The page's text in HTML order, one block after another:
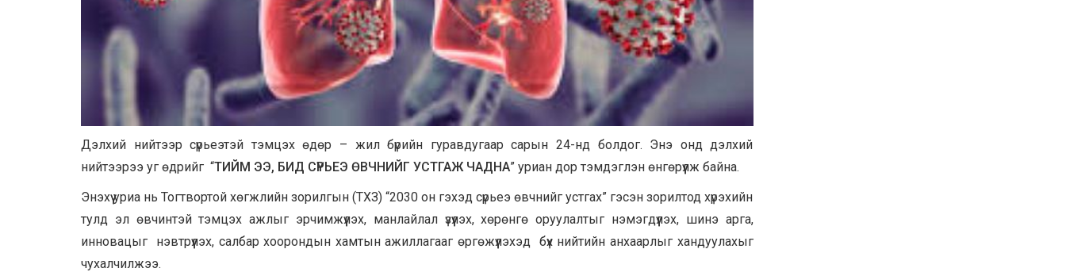
Дэлхий нийтээр сүрьеэтэй тэмцэх өдөр – жил бүрийн гуравдугаар сарын 24-нд болдог. Энэ онд дэлхий
нийтээрээ уг өдрийг “ТИЙМ ЭЭ, БИД СҮРЬЕЭ ӨВЧНИЙГ УСТГАЖ ЧАДНА” уриан дор тэмдэглэн өнгөрүүлж байна.
Энэхүү уриа нь Тогтвортой хөгжлийн зорилгын (ТХЗ) “2030 он гэхэд сүрьеэ өвчнийг устгах” гэсэн зорилтод хүрэхийн
тулд эл өвчинтэй тэмцэх ажлыг эрчимжүүлэх, манлайлал үзүүлэх, хөрөнгө оруулалтыг нэмэгдүүлэх, шинэ арга,
инновацыг нэвтрүүлэх, салбар хоорондын хамтын ажиллагааг өргөжүүлэхэд бүх нийтийн анхаарлыг хандуулахыг
чухалчилжээ.